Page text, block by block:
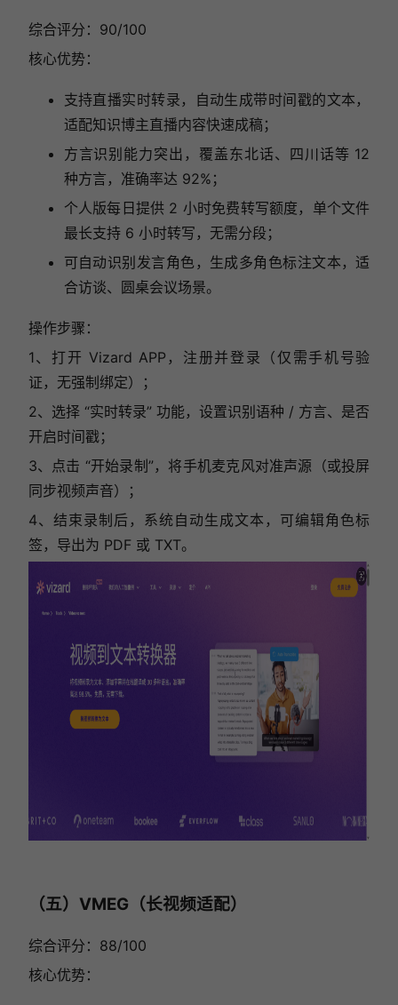
综合评分：90/100
核心优势：
支持直播实时转录，自动生成带时间戳的文本，
适配知识博主直播内容快速成稿；
方言识别能力突出，覆盖东北话、四川话等 12
种方言，准确率达 92%；
个人版每日提供 2 小时免费转写额度，单个文件
最长支持 6 小时转写，无需分段；
可自动识别发言角色，生成多角色标注文本，适
合访谈、圆桌会议场景。
操作步骤：
1、打开 Vizard APP，注册并登录（仅需手机号验
证，无强制绑定）；
2、选择 “实时转录” 功能，设置识别语种 / 方言、是否
开启时间戳；
3、点击 “开始录制”，将手机麦克风对准声源（或投屏
同步视频声音）；
4、结束录制后，系统自动生成文本，可编辑角色标
签，导出为 PDF 或 TXT。
（五）VMEG（长视频适配）
综合评分：88/100
核心优势：